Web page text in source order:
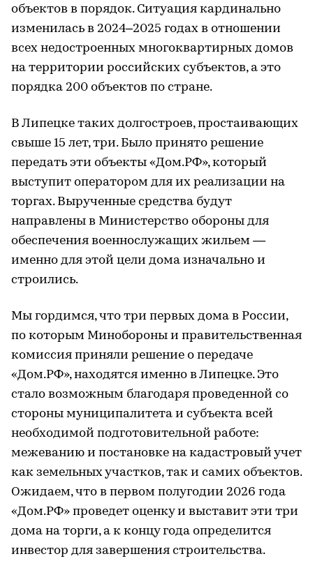
объектов в порядок. Ситуация кардинально
изменилась в 2024–2025 годах в отношении
всех недостроенных многоквартирных домов
на территории российских субъектов, а это
порядка 200 объектов по стране.
В Липецке таких долгостроев, простаивающих
свыше 15 лет, три. Было принято решение
передать эти объекты «Дом.РФ», который
выступит оператором для их реализации на
торгах. Вырученные средства будут
направлены в Министерство обороны для
обеспечения военнослужащих жильем —
именно для этой цели дома изначально и
строились.
Мы гордимся, что три первых дома в России,
по которым Минобороны и правительственная
комиссия приняли решение о передаче
«Дом.РФ», находятся именно в Липецке. Это
стало возможным благодаря проведенной со
стороны муниципалитета и субъекта всей
необходимой подготовительной работе:
межеванию и постановке на кадастровый учет
как земельных участков, так и самих объектов.
Ожидаем, что в первом полугодии 2026 года
«Дом.РФ» проведет оценку и выставит эти три
дома на торги, а к концу года определится
инвестор для завершения строительства.